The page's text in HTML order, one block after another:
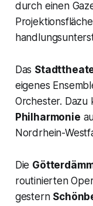
durch einen
Das
eigenes
Orchester. Dazu
Philharmonie
Nordrhein-
Die
routinierten
gestern